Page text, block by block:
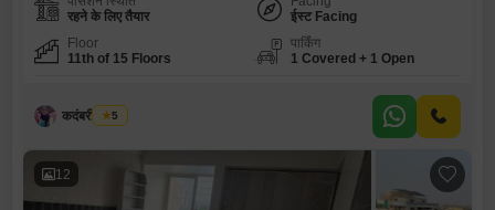
रहने के लिए तैयार
ईस्ट Facing
Floor
11th of 15 Floors
पार्किंग
1 Covered + 1 Open
कदंबरी मेश्राम
5
12